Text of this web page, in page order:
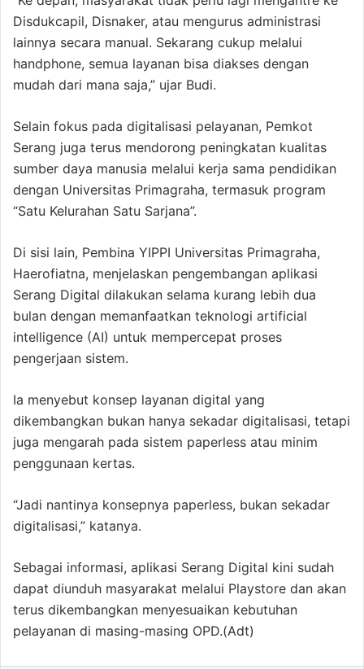
Disdukcapil, Disnaker, atau mengurus administrasi
lainnya secara manual. Sekarang cukup melalui
handphone, semua layanan bisa diakses dengan
mudah dari mana saja,” ujar Budi.
Selain fokus pada digitalisasi pelayanan, Pemkot
Serang juga terus mendorong peningkatan kualitas
sumber daya manusia melalui kerja sama pendidikan
dengan Universitas Primagraha, termasuk program
“Satu Kelurahan Satu Sarjana”.
Di sisi lain, Pembina YIPPI Universitas Primagraha,
Haerofiatna, menjelaskan pengembangan aplikasi
Serang Digital dilakukan selama kurang lebih dua
bulan dengan memanfaatkan teknologi artificial
intelligence (AI) untuk mempercepat proses
pengerjaan sistem.
Ia menyebut konsep layanan digital yang
dikembangkan bukan hanya sekadar digitalisasi, tetapi
juga mengarah pada sistem paperless atau minim
penggunaan kertas.
“Jadi nantinya konsepnya paperless, bukan sekadar
digitalisasi,” katanya.
Sebagai informasi, aplikasi Serang Digital kini sudah
dapat diunduh masyarakat melalui Playstore dan akan
terus dikembangkan menyesuaikan kebutuhan
pelayanan di masing-masing OPD.(Adt)